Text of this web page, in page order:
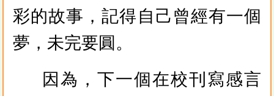
彩的故事，記得自己曾經有一個
夢，未完要圓。
因為，下一個在校刊寫感言